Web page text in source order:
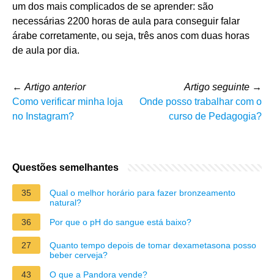
um dos mais complicados de se aprender: são
necessárias 2200 horas de aula para conseguir falar
árabe corretamente, ou seja, três anos com duas horas
de aula por dia.
← Artigo anterior
Como verificar minha loja
no Instagram?
Artigo seguinte →
Onde posso trabalhar com o
curso de Pedagogia?
Questões semelhantes
35
Qual o melhor horário para fazer bronzeamento
natural?
36
Por que o pH do sangue está baixo?
27
Quanto tempo depois de tomar dexametasona posso
beber cerveja?
43
O que a Pandora vende?